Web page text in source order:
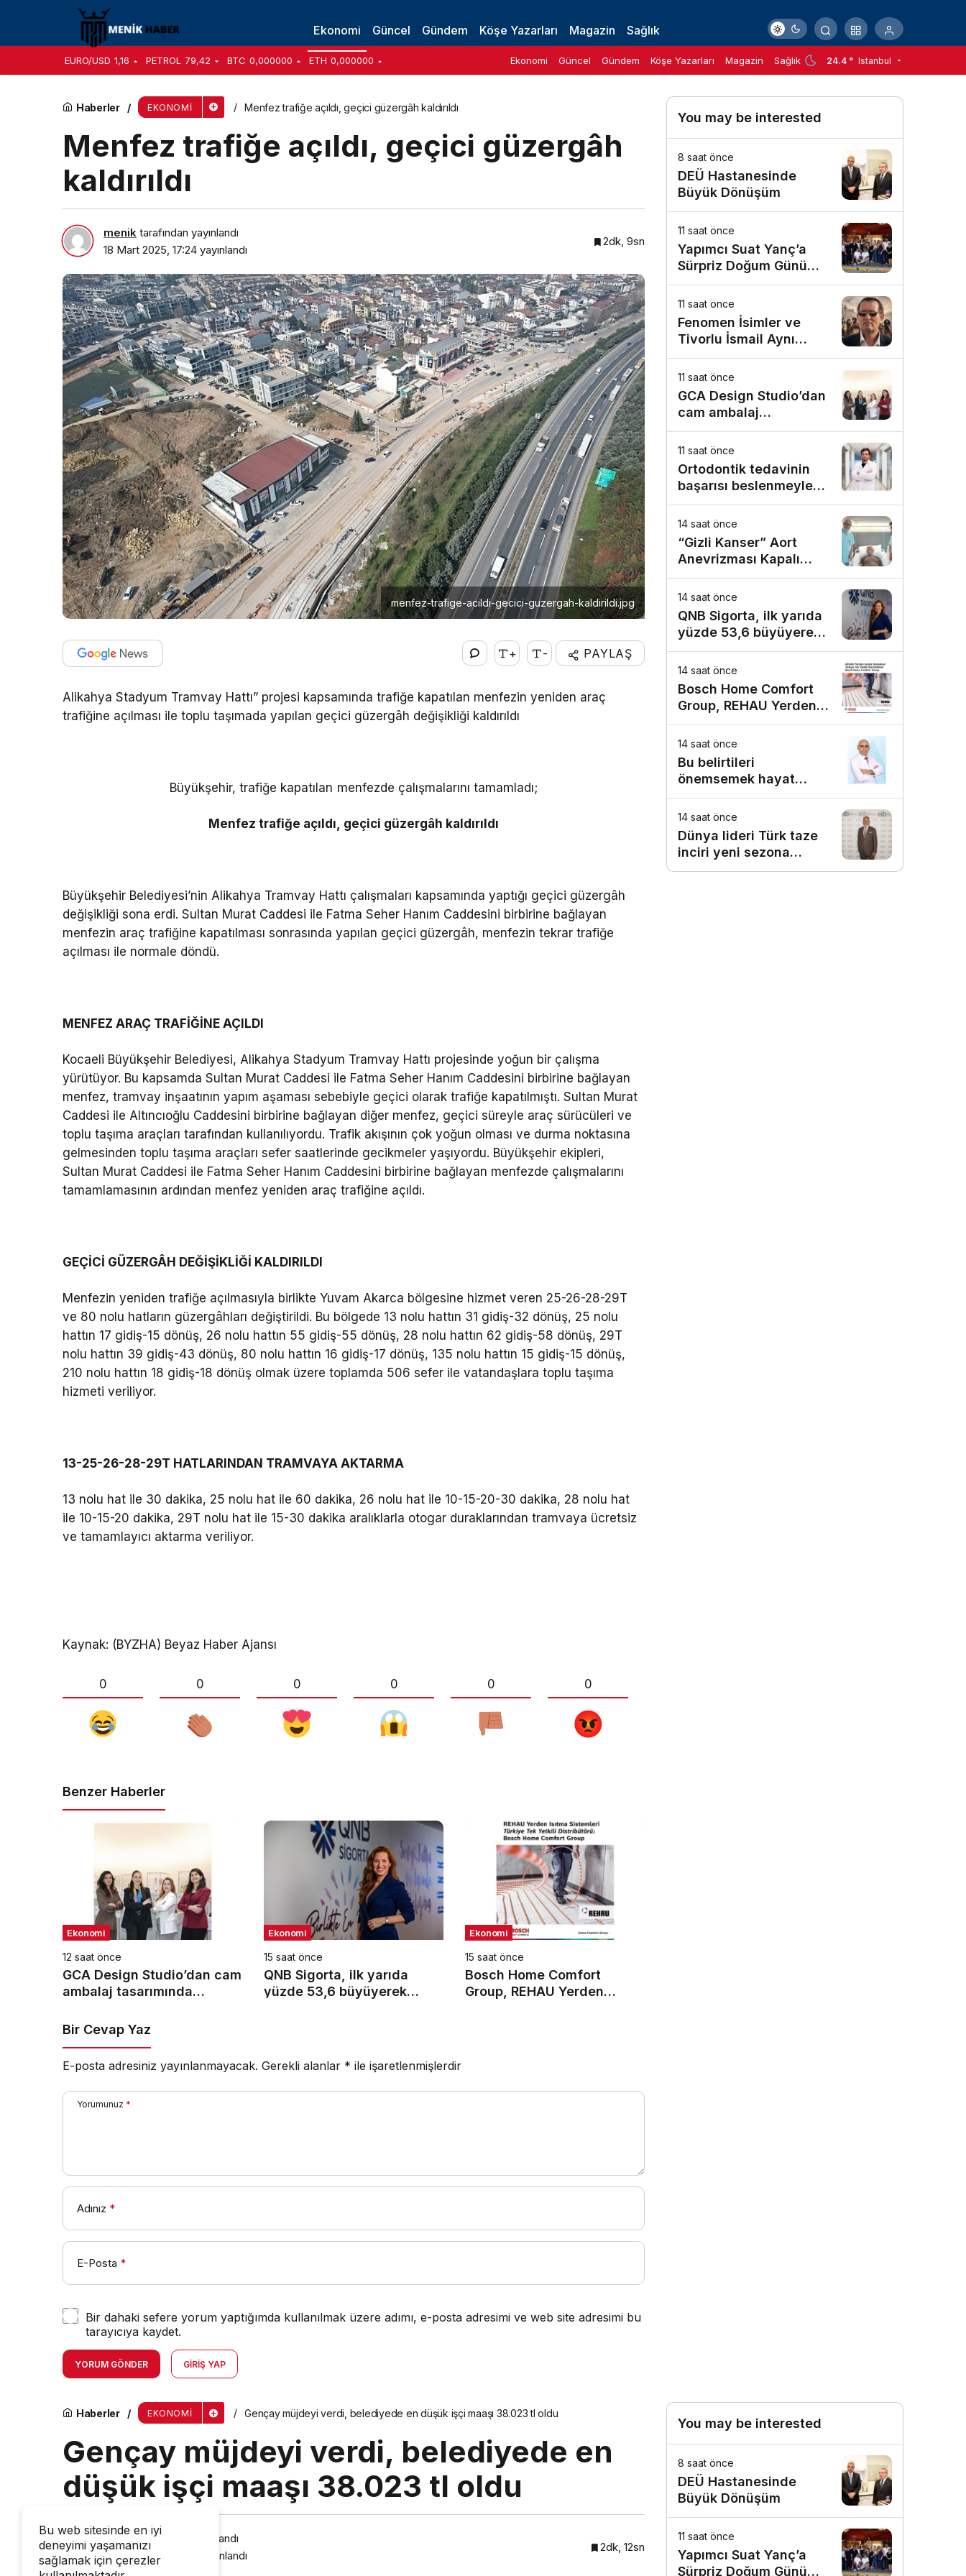
Ekonomi Güncel Gündem Köşe Yazarları Magazin Sağlık
EURO/USD 1,16 PETROL 79,42 BTC 0,000000 ETH 0,000000 Ekonomi Güncel Gündem Köşe Yazarları Magazin Sağlık 24.4 ° Istanbul
Haberler EKONOMI Menfez trafiğe açıldı, geçici güzergâh kaldırıldı
Menfez trafiğe açıldı, geçici güzergâh
kaldırıldı
menik tarafından yayınlandı
18 Mart 2025, 17:24 yayınlandı
2dk, 9sn
menfez-trafige-acildi-gecici-guzergah-kaldirildi.jpg
+ - PAYLAŞ
Alikahya Stadyum Tramvay Hattı” projesi kapsamında trafiğe kapatılan menfezin yeniden araç
trafiğine açılması ile toplu taşımada yapılan geçici güzergâh değişikliği kaldırıldı
Büyükşehir, trafiğe kapatılan menfezde çalışmalarını tamamladı;
Menfez trafiğe açıldı, geçici güzergâh kaldırıldı
Büyükşehir Belediyesi’nin Alikahya Tramvay Hattı çalışmaları kapsamında yaptığı geçici güzergâh
değişikliği sona erdi. Sultan Murat Caddesi ile Fatma Seher Hanım Caddesini birbirine bağlayan
menfezin araç trafiğine kapatılması sonrasında yapılan geçici güzergâh, menfezin tekrar trafiğe
açılması ile normale döndü.
MENFEZ ARAÇ TRAFİĞİNE AÇILDI
Kocaeli Büyükşehir Belediyesi, Alikahya Stadyum Tramvay Hattı projesinde yoğun bir çalışma
yürütüyor. Bu kapsamda Sultan Murat Caddesi ile Fatma Seher Hanım Caddesini birbirine bağlayan
menfez, tramvay inşaatının yapım aşaması sebebiyle geçici olarak trafiğe kapatılmıştı. Sultan Murat
Caddesi ile Altıncıoğlu Caddesini birbirine bağlayan diğer menfez, geçici süreyle araç sürücüleri ve
toplu taşıma araçları tarafından kullanılıyordu. Trafik akışının çok yoğun olması ve durma noktasına
gelmesinden toplu taşıma araçları sefer saatlerinde gecikmeler yaşıyordu. Büyükşehir ekipleri,
Sultan Murat Caddesi ile Fatma Seher Hanım Caddesini birbirine bağlayan menfezde çalışmalarını
tamamlamasının ardından menfez yeniden araç trafiğine açıldı.
GEÇİCİ GÜZERGÂH DEĞİŞİKLİĞİ KALDIRILDI
Menfezin yeniden trafiğe açılmasıyla birlikte Yuvam Akarca bölgesine hizmet veren 25-26-28-29T
ve 80 nolu hatların güzergâhları değiştirildi. Bu bölgede 13 nolu hattın 31 gidiş-32 dönüş, 25 nolu
hattın 17 gidiş-15 dönüş, 26 nolu hattın 55 gidiş-55 dönüş, 28 nolu hattın 62 gidiş-58 dönüş, 29T
nolu hattın 39 gidiş-43 dönüş, 80 nolu hattın 16 gidiş-17 dönüş, 135 nolu hattın 15 gidiş-15 dönüş,
210 nolu hattın 18 gidiş-18 dönüş olmak üzere toplamda 506 sefer ile vatandaşlara toplu taşıma
hizmeti veriliyor.
13-25-26-28-29T HATLARINDAN TRAMVAYA AKTARMA
13 nolu hat ile 30 dakika, 25 nolu hat ile 60 dakika, 26 nolu hat ile 10-15-20-30 dakika, 28 nolu hat
ile 10-15-20 dakika, 29T nolu hat ile 15-30 dakika aralıklarla otogar duraklarından tramvaya ücretsiz
ve tamamlayıcı aktarma veriliyor.
Kaynak: (BYZHA) Beyaz Haber Ajansı
0 0 0 0 0 0
Benzer Haberler
Ekonomi
12 saat önce
GCA Design Studio’dan cam
ambalaj tasarımında
Ekonomi
15 saat önce
QNB Sigorta, ilk yarıda
yüzde 53,6 büyüyerek
Ekonomi
15 saat önce
Bosch Home Comfort
Group, REHAU Yerden
Bir Cevap Yaz
E-posta adresiniz yayınlanmayacak. Gerekli alanlar * ile işaretlenmişlerdir
Yorumunuz *
Adınız *
E-Posta *
Bir dahaki sefere yorum yaptığımda kullanılmak üzere adımı, e-posta adresimi ve web site adresimi bu
tarayıcıya kaydet.
YORUM GÖNDER GIRIŞ YAP
You may be interested
8 saat önce
DEÜ Hastanesinde
Büyük Dönüşüm
11 saat önce
Yapımcı Suat Yanç’a
Sürpriz Doğum Günü
Kutlaması!
11 saat önce
Fenomen İsimler ve
Tivorlu İsmail Aynı
Filmde Buluştu!
!Kozalak Devri! 7
Ağustos’ta Vizyonda
11 saat önce
GCA Design Studio’dan
cam ambalaj
tasarımında bütüncül
yaklaşım
11 saat önce
Ortodontik tedavinin
başarısı beslenmeyle
başlar!
14 saat önce
“Gizli Kanser” Aort
Anevrizması Kapalı
Yöntemle Tedavi Edildi
14 saat önce
QNB Sigorta, ilk yarıda
yüzde 53,6 büyüyerek
10,66 milyar TL prim
üretimine ulaştı
14 saat önce
Bosch Home Comfort
Group, REHAU Yerden
Isıtma Sistemleri’nin
Türkiye’deki tek yetkili
distribütörü oldu
14 saat önce
Bu belirtileri
önemsemek hayat
kurtarıyor
14 saat önce
Dünya lideri Türk taze
inciri yeni sezona
başladı
Haberler EKONOMI Gençay müjdeyi verdi, belediyede en düşük işçi maaşı 38.023 tl oldu
Gençay müjdeyi verdi, belediyede en
düşük işçi maaşı 38.023 tl oldu
meniktarafından yayınlandı
18 Mart 2025, 17:23
yayınlandı
2dk, 12sn
Gençay müjdeyi verdi, belediyede en düşük işçi maaşı 38.023 tl oldu
You may be interested
8 saat önce
DEÜ Hastanesinde
Büyük Dönüşüm
11 saat önce
Yapımcı Suat Yanç’a
Sürpriz Doğum Günü
Bu web sitesinde en iyi
deneyimi yaşamanızı
sağlamak için çerezler